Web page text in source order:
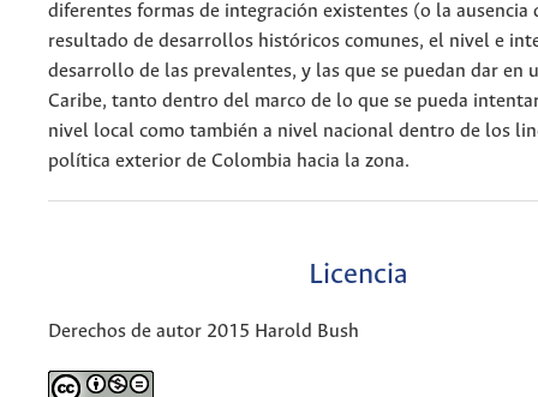
diferentes formas de integración existentes (o la ausencia
resultado de desarrollos históricos comunes, el nivel e
desarrollo de las prevalentes, y las que se puedan dar en
Caribe, tanto dentro del marco de lo que se pueda
nivel local como también a nivel nacional dentro de los
política exterior de Colombia hacia la zona.
Licencia
Derechos de autor 2015 Harold Bush